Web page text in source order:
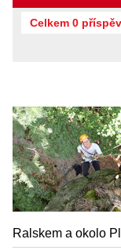
Celkem 0
Ralskem a okolo